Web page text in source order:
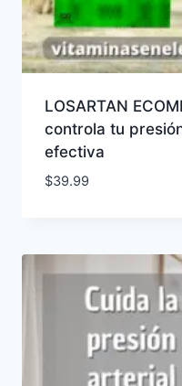
LOSARTAN
controla tu
efectiva
$39.99